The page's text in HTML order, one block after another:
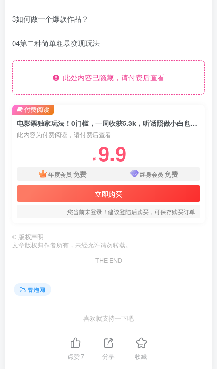
3如何做一个爆款作品？
04第二种简单粗暴变现玩法
此处内容已隐藏，请付费后查看
电影票独家玩法！0门槛，一周收获5.3k，听话照做小白也能落地【揭秘】
此内容为付费阅读，请付费后查看
￥ 9.9
年度会员 免费 终身会员 免费
立即购买
您当前未登录！建议登陆后购买，可保存购买订单
付费阅读
© 版权声明
文章版权归作者所有，未经允许请勿转载。
THE END
冒泡网
喜欢就支持一下吧
点赞7 分享 收藏